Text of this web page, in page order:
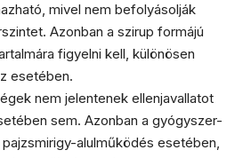
mivel nem befolyásolják
Azonban a szirup formájú
figyelni kell, különösen
esetében.
nem jelentenek ellenjavallatot
sem. Azonban a gyógyszer-
alulműködés esetében,